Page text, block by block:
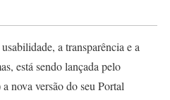
a transparência e a
está sendo lançada pelo
nova versão do seu Portal